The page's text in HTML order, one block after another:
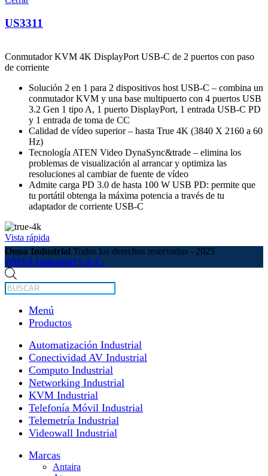
US3311
Conmutador KVM 4K DisplayPort USB-C de 2 puertos con paso
de corriente
Solución 2 en 1 para 2 dispositivos host USB-C – combina un
conmutador KVM y una base multipuerto con 4 puertos USB
3.2 Gen 1 tipo A, 1 puerto DisplayPort, 1 entrada USB-C PD
y 1 entrada de toma de CC
Calidad de vídeo superior – hasta True 4K (3840 X 2160 a 60
Hz)
Tecnología ATEN Video DynaSync&trade – elimina los
problemas de visualización al arrancar y optimiza las
resoluciones al cambiar de fuente de vídeo
Admite carga PD 3.0 de hasta 100 W USB PD: permite que
tu portátil obtenga la máxima potencia a través de tu
adaptador de corriente USB-C
Vista rápida
Omsa Industrial Todos los derechos reservados - 2025
OMSA Industrial S.A.C.
de
productos
Menú
Productos
Automatización Industrial
Conectividad AV Industrial
Computo Industrial
Networking Industrial
KVM Industrial
Telefonía Móvil Industrial
Telemetría Industrial
Videowall Industrial
Marcas
Antaira